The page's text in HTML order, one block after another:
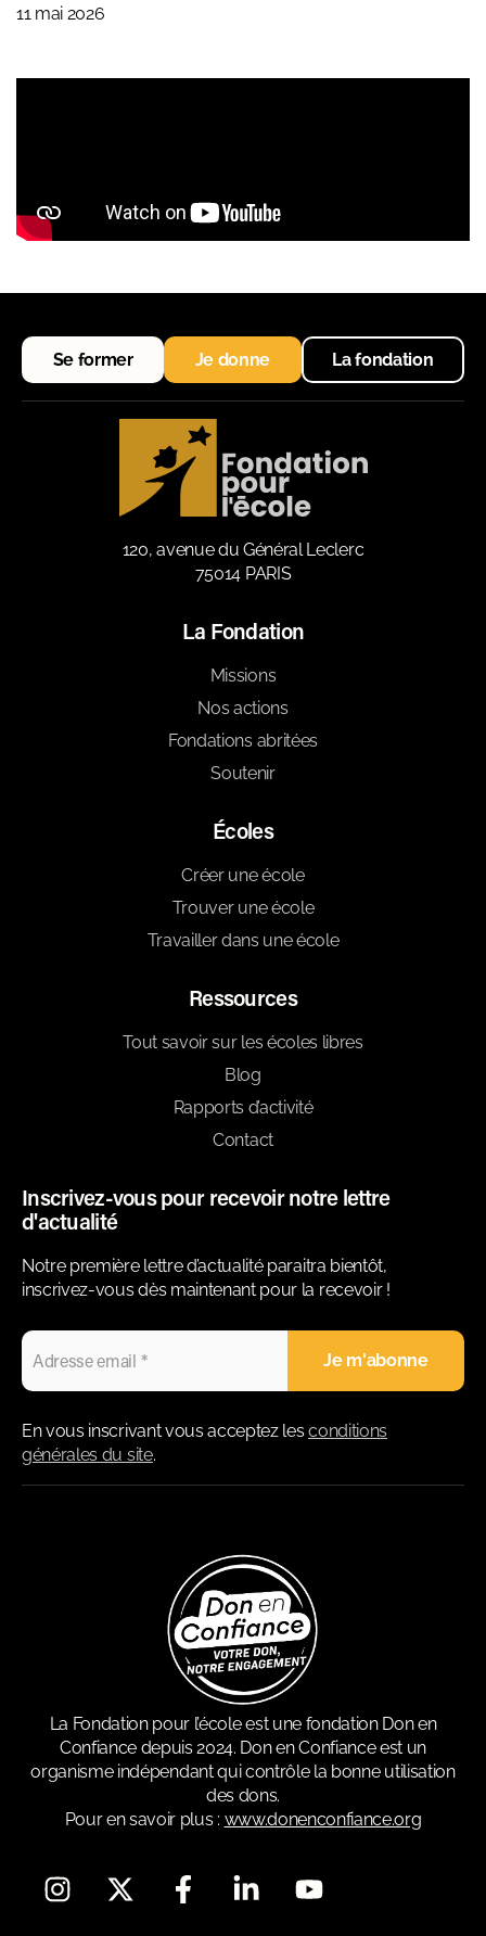
11 mai 2026
Se former Je donne La fondation
120, avenue du Général Leclerc
75014 PARIS
La Fondation
Missions
Nos actions
Fondations abritées
Soutenir
Écoles
Créer une école
Trouver une école
Travailler dans une école
Ressources
Tout savoir sur les écoles libres
Blog
Rapports d’activité
Contact
Inscrivez-vous pour recevoir notre lettre
d'actualité
Notre première lettre d’actualité paraitra bientôt,
inscrivez-vous dès maintenant pour la recevoir !
En vous inscrivant vous acceptez lesconditions
générales du site.
La Fondation pour l’école est une fondation Don en
Confiance depuis 2024. Don en Confiance est un
organisme indépendant qui contrôle la bonne utilisation
des dons.
Pour en savoir plus : www.donenconfiance.org